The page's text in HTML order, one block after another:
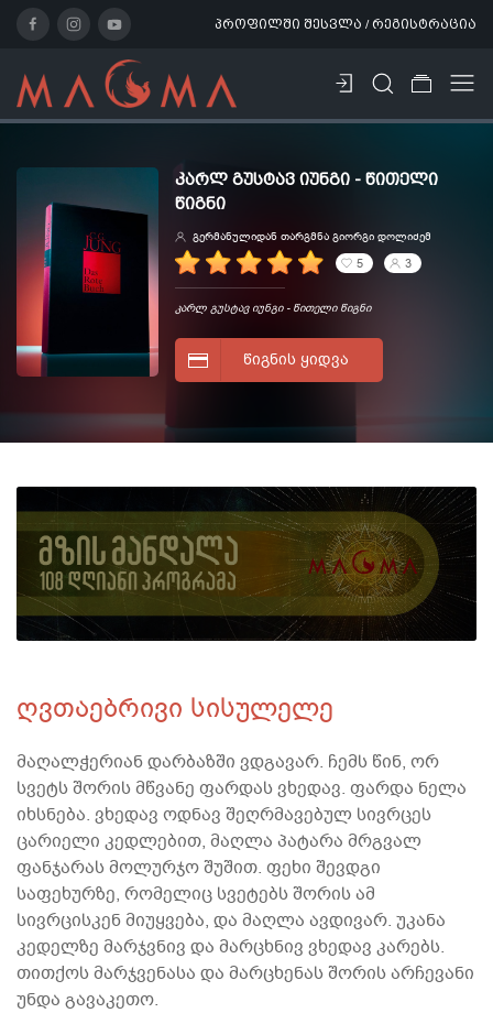
პროფილში შესვლა / რეგისტრაცია
ᲙᲐᲠᲚ ᲒᲣᲡᲢᲐᲕ ᲘᲣᲜᲒᲘ - ᲬᲘᲗᲔᲚᲘ
ᲬᲘᲒᲜᲘ
გერმანულიდან თარგმნა გიორგი დოლიძემ
5 3
კარლ გუსტავ იუნგი - წითელი წიგნი
ᲬᲘᲒᲜᲘᲡ ᲧᲘᲓᲕᲐ
ღვთაებრივი სისულელე
მაღალჭერიან დარბაზში ვდგავარ. ჩემს წინ, ორ
სვეტს შორის მწვანე ფარდას ვხედავ. ფარდა ნელა
იხსნება. ვხედავ ოდნავ შეღრმავებულ სივრცეს
ცარიელი კედლებით, მაღლა პატარა მრგვალ
ფანჯარას მოლურჯო შუშით. ფეხი შევდგი
საფეხურზე, რომელიც სვეტებს შორის ამ
სივრცისკენ მიუყვება, და მაღლა ავდივარ. უკანა
კედელზე მარჯვნივ და მარცხნივ ვხედავ კარებს.
თითქოს მარჯვენასა და მარცხენას შორის არჩევანი
უნდა გავაკეთო.